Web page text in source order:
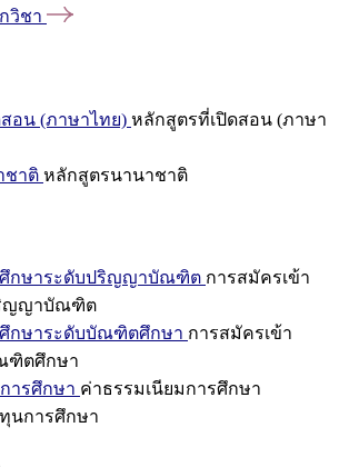
วิชา
อน (ภาษาไทย) หลักสูตรที่เปิดสอน (ภาษา
ชาติ หลักสูตรนานาชาติ
ศึกษาระดับปริญญาบัณฑิต การสมัครเข้า
ญญาบัณฑิต
ศึกษาระดับบัณฑิตศึกษา การสมัครเข้า
ฑิตศึกษา
ารศึกษา ค่าธรรมเนียมการศึกษา
ทุนการศึกษา